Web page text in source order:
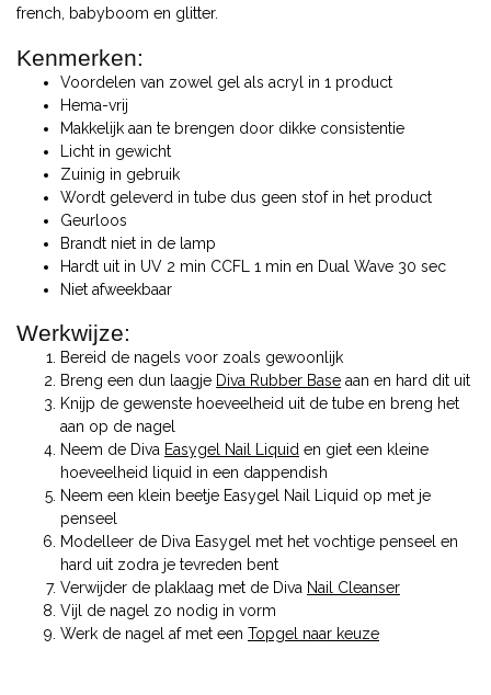
french, babyboom en glitter.
Kenmerken:
Voordelen van zowel gel als acryl in 1 product
Hema-vrij
Makkelijk aan te brengen door dikke consistentie
Licht in gewicht
Zuinig in gebruik
Wordt geleverd in tube dus geen stof in het product
Geurloos
Brandt niet in de lamp
Hardt uit in UV 2 min CCFL 1 min en Dual Wave 30 sec
Niet afweekbaar
Werkwijze:
Bereid de nagels voor zoals gewoonlijk
Breng een dun laagje Diva Rubber Base aan en hard dit uit
Knijp de gewenste hoeveelheid uit de tube en breng het
aan op de nagel
Neem de Diva Easygel Nail Liquid en giet een kleine
hoeveelheid liquid in een dappendish
Neem een klein beetje Easygel Nail Liquid op met je
penseel
Modelleer de Diva Easygel met het vochtige penseel en
hard uit zodra je tevreden bent
Verwijder de plaklaag met de Diva Nail Cleanser
Vijl de nagel zo nodig in vorm
Werk de nagel af met een Topgel naar keuze